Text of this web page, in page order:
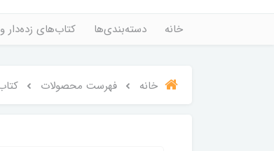
خانه دسته‌بندی‌ها کتاب‌های زده‌دار
خانه فهرست محصولات